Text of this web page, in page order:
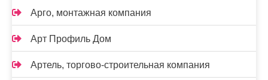
Арго, монтажная компания
Арт Профиль Дом
Артель, торгово-строительная компания